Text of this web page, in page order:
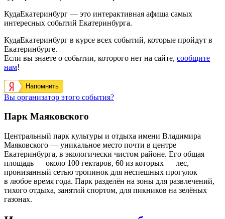
КудаЕкатеринбург — это интерактивная афиша самых
интересных событий Екатеринбурга.
КудаЕкатеринбург в курсе всех событий, которые пройдут в
Екатеринбурге.
Если вы знаете о событии, которого нет на сайте, сообщите
нам!
Напомнить
Вы организатор этого события?
Парк Маяковского
Центральный парк культуры и отдыха имени Владимира
Маяковского — уникальное место почти в центре
Екатеринбурга, в экологически чистом районе. Его общая
площадь — около 100 гектаров, 60 из которых — лес,
пронизанный сетью тропинок для неспешных прогулок
в любое время года. Парк разделён на зоны для развлечений,
тихого отдыха, занятий спортом, для пикников на зелёных
газонах.